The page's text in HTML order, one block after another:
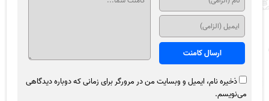
ذخیره نام، ایمیل و وبسایت من در مرورگر برای زمانی که دوباره دیدگاهی
می‌نویسم.